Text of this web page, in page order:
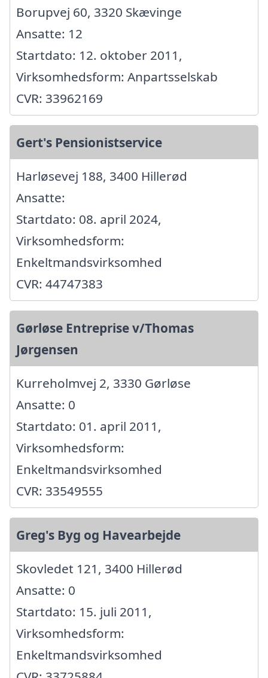
Borupvej 60, 3320 Skævinge
Ansatte: 12
Startdato: 12. oktober 2011,
Virksomhedsform: Anpartsselskab
CVR: 33962169
Gert's Pensionistservice
Harløsevej 188, 3400 Hillerød
Ansatte:
Startdato: 08. april 2024,
Virksomhedsform:
Enkeltmandsvirksomhed
CVR: 44747383
Gørløse Entreprise v/Thomas
Jørgensen
Kurreholmvej 2, 3330 Gørløse
Ansatte: 0
Startdato: 01. april 2011,
Virksomhedsform:
Enkeltmandsvirksomhed
CVR: 33549555
Greg's Byg og Havearbejde
Skovledet 121, 3400 Hillerød
Ansatte: 0
Startdato: 15. juli 2011,
Virksomhedsform:
Enkeltmandsvirksomhed